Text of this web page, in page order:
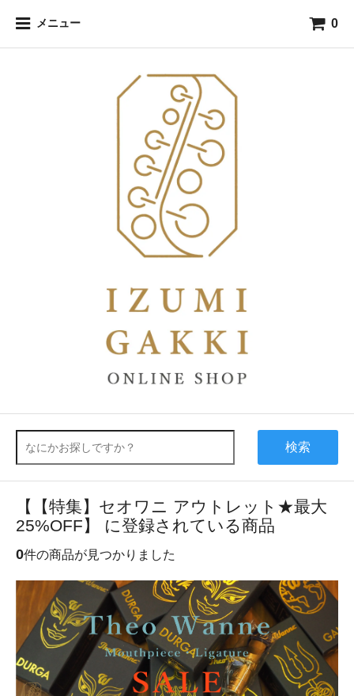
メニュー 0
検索
【【特集】セオワニ アウトレット★最大
25%OFF】 に登録されている商品
0件の商品が見つかりました